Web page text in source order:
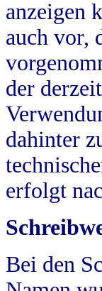
anzeigen
auch vor,
der
dahinter
erfolgt
Bei den